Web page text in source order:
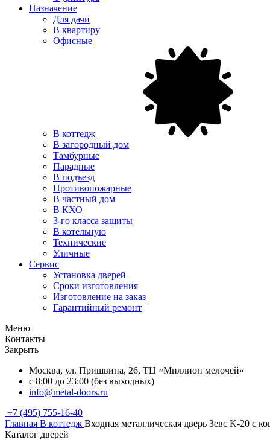
Назначение
Для дачи
В квартиру
Офисные
В коттедж
В загородный дом
Тамбурные
Парадные
В подъезд
Противопожарные
В частный дом
В КХО
3-го класса защиты
В котельную
Технические
Уличные
Сервис
Установка дверей
Сроки изготовления
Изготовление на заказ
Гарантийный ремонт
Меню
Контакты
Закрыть
Москва, ул. Пришвина, 26, ТЦ «Миллион мелочей»
с 8:00 до 23:00 (без выходных)
info@metal-doors.ru
+7 (495) 755-16-40
Главная В коттедж Входная металлическая дверь Зевс K-20 с
Каталог дверей